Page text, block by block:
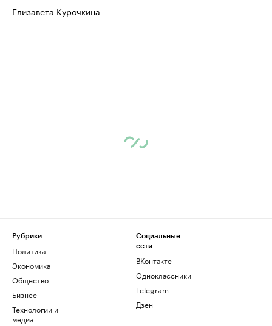
Елизавета Курочкина
Рубрики
Политика
Экономика
Общество
Бизнес
Технологии и
медиа
Социальные
сети
ВКонтакте
Одноклассники
Telegram
Дзен